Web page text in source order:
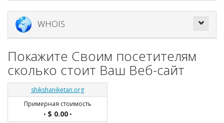
WHOIS
Покажите Своим посетителям
сколько стоит Ваш Веб-сайт
shikshaniketan.org
Примерная стоимость
• $ 0.00•